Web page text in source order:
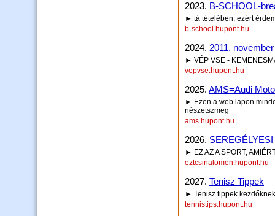
2023. B-SCHOOL-
► tá tételében, ezért
b-school.hupont.hu
2024. 2011.
► VÉP VSE -
vepvse.hupont.hu
2025. AMS=Audi
► Ezen a web lapon
nészetszmeg
ams.hupont.hu
2026.
► EZ AZ A SPORT,
eztcsinalomen.hupont.hu
2027. Tenisz Tippek
► Tenisz tippek
tennistips.hupont.hu